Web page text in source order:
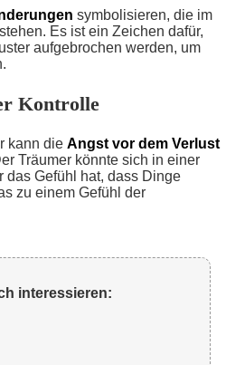
symbolisieren, die im
Es ist ein Zeichen dafür,
aufgebrochen werden, um
Kontrolle
kann die Angst vor dem Verlust
Träumer könnte sich in einer
das Gefühl hat, dass Dinge
zu einem Gefühl der
interessieren: